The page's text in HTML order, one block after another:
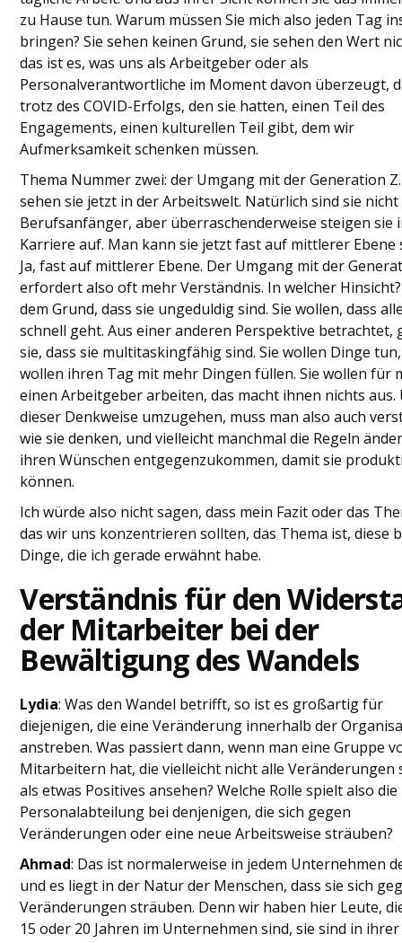
zu Hause tun. Warum müssen Sie mich also jeden Tag
bringen? Sie sehen keinen Grund, sie sehen den Wert
das ist es, was uns als Arbeitgeber oder als
Personalverantwortliche im Moment davon überzeugt,
trotz des COVID-Erfolgs, den sie hatten, einen Teil des
Engagements, einen kulturellen Teil gibt, dem wir
Aufmerksamkeit schenken müssen.
Thema Nummer zwei: der Umgang mit der Generation
sehen sie jetzt in der Arbeitswelt. Natürlich sind sie
Berufsanfänger, aber überraschenderweise steigen sie
Karriere auf. Man kann sie jetzt fast auf mittlerer Ebene
Ja, fast auf mittlerer Ebene. Der Umgang mit der
erfordert also oft mehr Verständnis. In welcher
dem Grund, dass sie ungeduldig sind. Sie wollen, dass
schnell geht. Aus einer anderen Perspektive betrachtet,
sie, dass sie multitaskingfähig sind. Sie wollen Dinge
wollen ihren Tag mit mehr Dingen füllen. Sie wollen für
einen Arbeitgeber arbeiten, das macht ihnen nichts aus.
dieser Denkweise umzugehen, muss man also auch
wie sie denken, und vielleicht manchmal die Regeln
ihren Wünschen entgegenzukommen, damit sie
können.
Ich würde also nicht sagen, dass mein Fazit oder das
das wir uns konzentrieren sollten, das Thema ist, diese
Dinge, die ich gerade erwähnt habe.
Verständnis für den
der Mitarbeiter bei der
Bewältigung des Wandels
Lydia: Was den Wandel betrifft, so ist es großartig für
diejenigen, die eine Veränderung innerhalb der
anstreben. Was passiert dann, wenn man eine Gruppe
Mitarbeitern hat, die vielleicht nicht alle
als etwas Positives ansehen? Welche Rolle spielt also die
Personalabteilung bei denjenigen, die sich gegen
Veränderungen oder eine neue Arbeitsweise sträuben?
Ahmad: Das ist normalerweise in jedem Unternehmen
und es liegt in der Natur der Menschen, dass sie sich
Veränderungen sträuben. Denn wir haben hier Leute,
15 oder 20 Jahren im Unternehmen sind, sie sind in ihrer